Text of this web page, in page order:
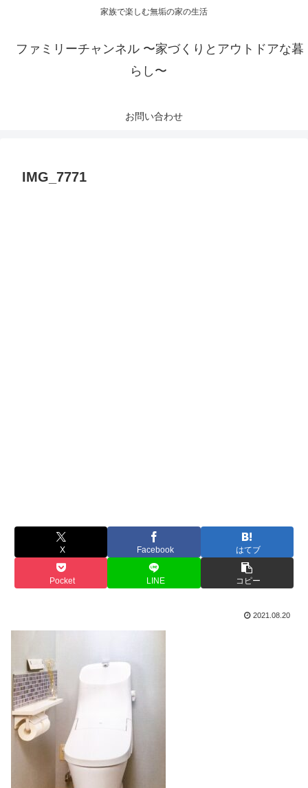
家族で楽しむ無垢の家の生活
ファミリーチャンネル 〜家づくりとアウトドアな暮
らし〜
お問い合わせ
IMG_7771
X Facebook はてブ
Pocket LINE コピー
2021.08.20